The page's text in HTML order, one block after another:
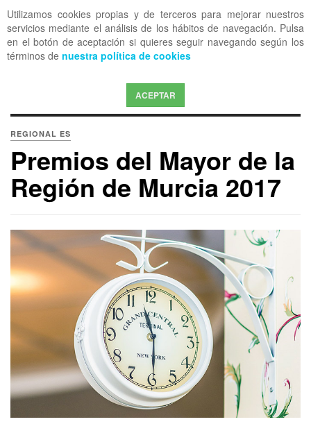
Utilizamos cookies propias y de terceros para mejorar nuestros
servicios mediante el análisis de los hábitos de navegación. Pulsa
en el botón de aceptación si quieres seguir navegando según los
términos de nuestra política de cookies
ACEPTAR
OFF CANVAS
REGIONAL ES
Premios del Mayor de la
Región de Murcia 2017